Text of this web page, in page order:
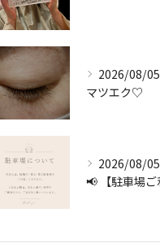
2026/08/05
マツエク♡
2026/08/05